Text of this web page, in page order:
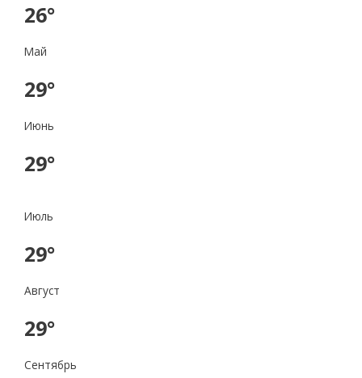
26°
Май
29°
Июнь
29°
Июль
29°
Август
29°
Сентябрь